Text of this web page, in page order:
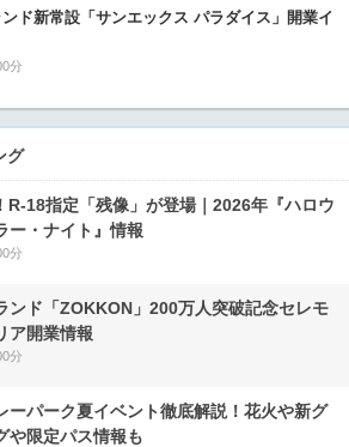
ド新常設「サンエックス パラダイス」開業イ
分
グ
R-18指定「残像」が登場｜2026年『ハロウ
ー・ナイト』情報
分
ンド「ZOKKON」200万人突破記念セレモ
ア開業情報
分
ーパーク夏イベント徹底解説！花火や新グ
や限定パス情報も